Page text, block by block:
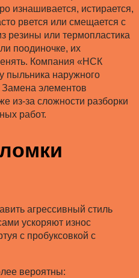
изнашивается, истирается,
рвется или смещается с
резины или термопластика
поодиночке, их
Компания «НСК
пыльника наружного
элементов
из-за сложности разборки
работ.
агрессивный стиль
ускоряют износ
с пробуксовкой с
вероятны: